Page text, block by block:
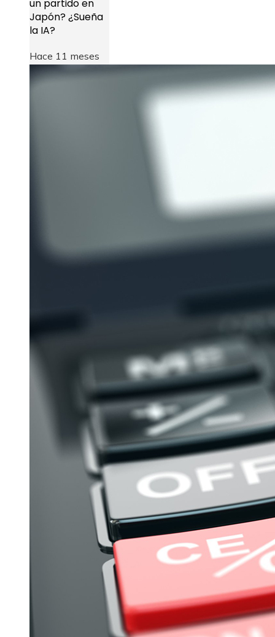
un partido en
Japón? ¿Sueña
la IA?
Hace 11 meses